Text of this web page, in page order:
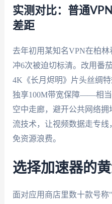
实测对比：普通
差距
去年初用某知名VPN在柏
冲6次被迫切标清。改用番
4K《长月烬明》片头丝绸
独享100M带宽保障——相
空中走廊，避开公共网络
流技术，让视频数据走专
免资源浪费。
选择加速器的
面对应用商店里数十款号